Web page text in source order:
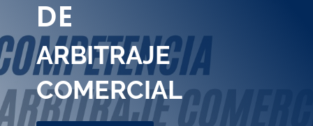
DE
ARBITRAJE
COMERCIAL